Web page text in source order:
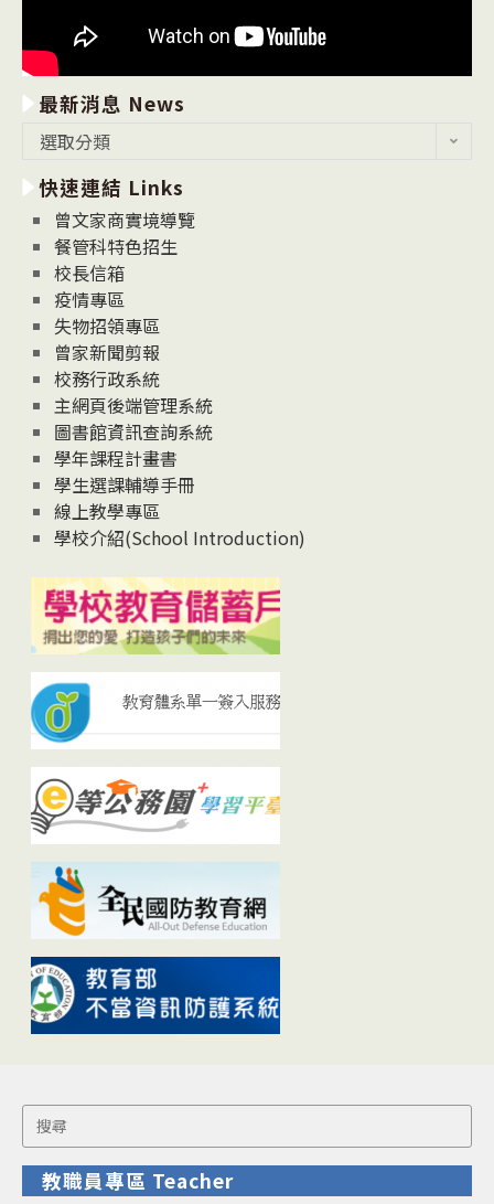
最新消息 News
消
息
News
選取分類
快速連結 Links
曾文家商實境導覽
餐管科特色招生
校長信箱
疫情專區
失物招領專區
曾家新聞剪報
校務行政系統
主網頁後端管理系統
圖書館資訊查詢系統
學年課程計畫書
學生選課輔導手冊
線上教學專區
學校介紹(School Introduction)
Search
for:
教職員專區 Teacher